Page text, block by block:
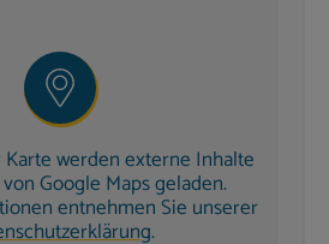
für Sie allein
mit herrlicher Aussicht
Gartenmöbeln &
oberen Terrasse sorgt für
werden externe Inhalte
Google Maps geladen.
entnehmen Sie unserer
.